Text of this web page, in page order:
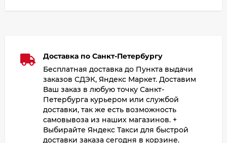
Доставка по Санкт-Петербургу
Бесплатная доставка до Пункта выдачи
заказов СДЭК, Яндекс Маркет. Доставим
Ваш заказ в любую точку Санкт-
Петербурга курьером или службой
доставки, так же есть возможность
самовывоза из наших магазинов. +
Выбирайте Яндекс Такси для быстрой
доставки заказа сегодня в корзине.